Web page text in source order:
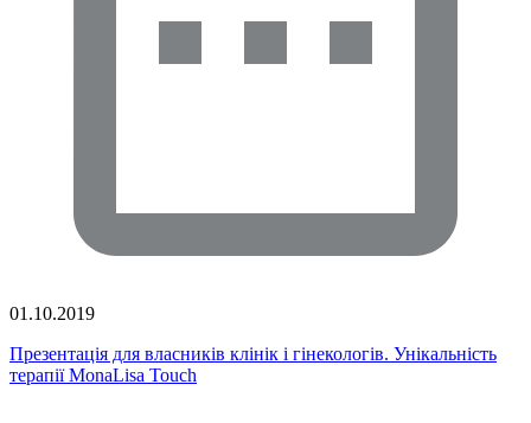
01.10.2019
Презентація для власників клінік і гінекологів. Унікальність
терапії MonaLisa Touch